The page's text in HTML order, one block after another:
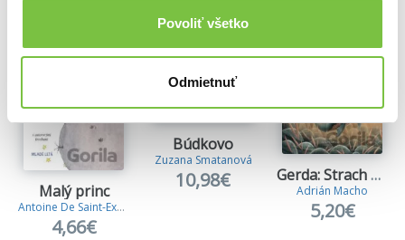
Povoliť všetko
Odmietnuť
Malý princ
Antoine De Saint-Exupery
4,66€
Búdkovo
Zuzana Smatanová
10,98€ Gerda: Strach má veľké oči
Adrián Macho
5,20€